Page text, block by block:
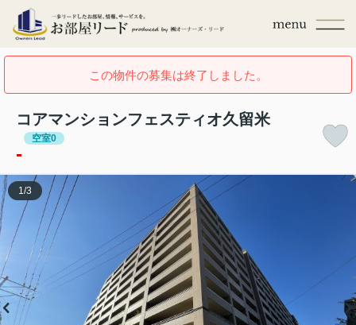
この物件の募集は終了しました。
コアマンションフェスティオ久留米
空室0
-
1 /3